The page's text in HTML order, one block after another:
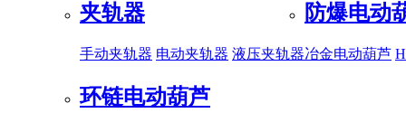
夹轨器
手动夹轨器 电动夹轨器 液压夹轨器
防爆电动
冶金电动葫芦
环链电动葫芦